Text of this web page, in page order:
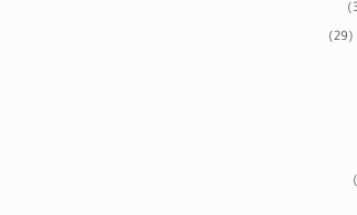
(29)